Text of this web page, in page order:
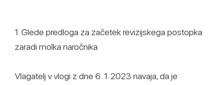
1. Glede predloga za začetek revizijskega postopka
zaradi molka naročnika
Vlagatelj v vlogi z dne 6. 1. 2023 navaja, da je